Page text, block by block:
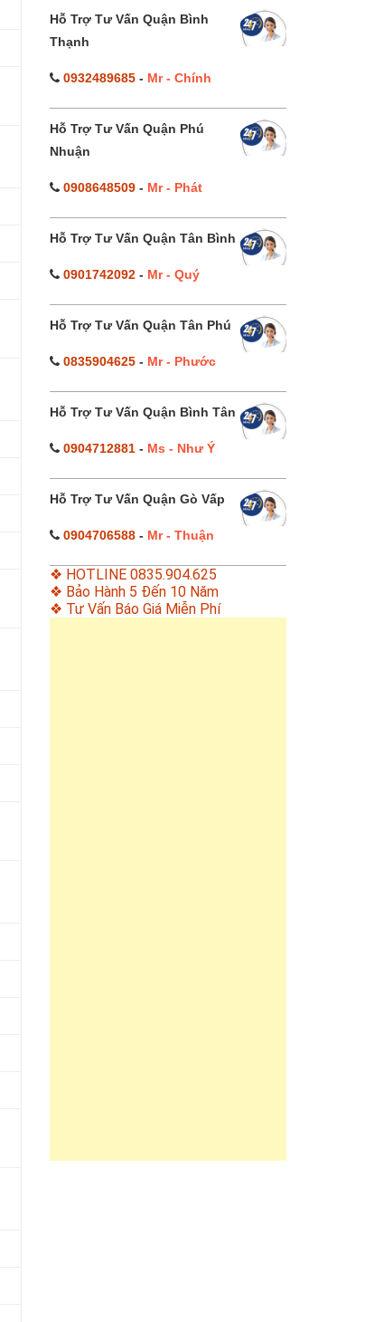
Hỗ Trợ Tư Vấn Quận Bình
Thạnh
0932489685- Mr - Chính
Hỗ Trợ Tư Vấn Quận Phú
Nhuận
0908648509- Mr - Phát
Hỗ Trợ Tư Vấn Quận Tân Bình
0901742092- Mr - Quý
Hỗ Trợ Tư Vấn Quận Tân Phú
0835904625- Mr - Phước
Hỗ Trợ Tư Vấn Quận Bình Tân
0904712881- Ms - Như Ý
Hỗ Trợ Tư Vấn Quận Gò Vấp
0904706588- Mr - Thuận
❖ HOTLINE 0835.904.625
❖ Bảo Hành 5 Đến 10 Năm
❖ Tư Vấn Báo Giá Miễn Phí